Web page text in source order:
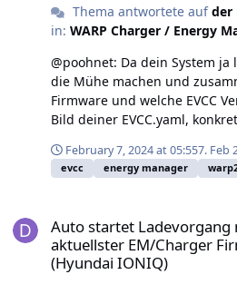
Thema antwortete aufder
in: WARP Charger / Energy
@poohnet: Da dein System
die Mühe machen und
Firmware und welche EVCC
Bild deiner EVCC.yaml,
February 7, 2024 at 05:557. Feb
evcc energy manager
Auto startet
aktuellster EM/Charger
(Hyundai IONIQ)